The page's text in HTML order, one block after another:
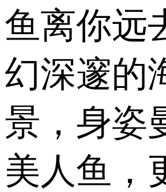
鱼离你远
幻深邃的
景，身姿
美人鱼，